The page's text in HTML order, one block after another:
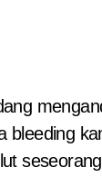
bleeding